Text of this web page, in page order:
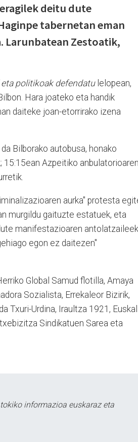
deitu dute
tabernetan eman
Larunbatean Zestoatik,
politikoak defendatulelopean,
Hara joateko eta handik
daiteke joan-etorrirako izena
Bilborako autobusa, honako
Azpeitiko anbulatorioaren
aurka" protesta
murgildu gaituzte estatuek, eta
manifestazioaren antolatzaileek.
egon ez daitezen"
Global Samud flotilla, Amaya
Sozialista, Errekaleor Bizirik,
Txuri-Urdina, Iraultza 1921, Euskal
Sindikatuen Sarea eta
informazioa euskaraz eta